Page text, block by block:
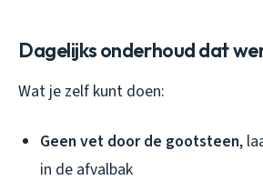
Dagelijks onderhoud dat
Wat je zelf kunt doen:
Geen vet door de gootsteen,
in de afvalbak